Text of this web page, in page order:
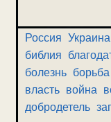
Россия Украина
библия
болезнь
власть война
добродетель